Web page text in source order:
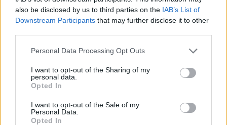
also be disclosed by us to third parties on the IAB’s List of
Downstream Participants that may further disclose it to other
Personal Data Processing Opt Outs
I want to opt-out of the Sharing of my
personal data.
Opted In
I want to opt-out of the Sale of my
Personal Data.
Opted In
modern- vagy jelenkori téma, a feladatok a digitális oktatás
elrendelése előtt tanult témákra fókuszáltak – mondta az Eduline-nak
Szabó Roland, a budapesti Szent István Gimnázium történelem
szakos vezetőtanára, az ELTE Történelem Segédtudományai
Az ókortól a mai magyar Alaptörvényig: az összes